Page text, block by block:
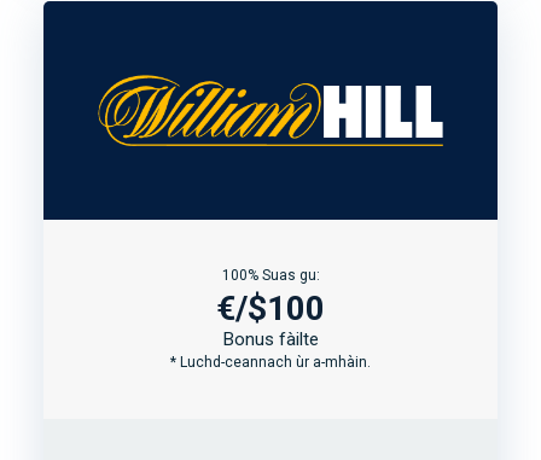
100% Suas gu:
€/$100
Bonus fàilte
* Luchd-ceannach ùr a-mhàin.